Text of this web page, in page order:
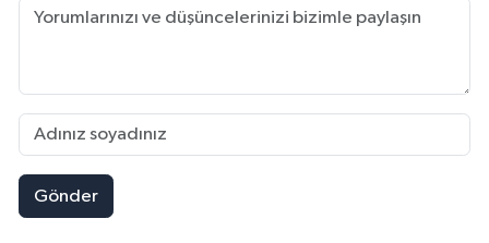
Gönder